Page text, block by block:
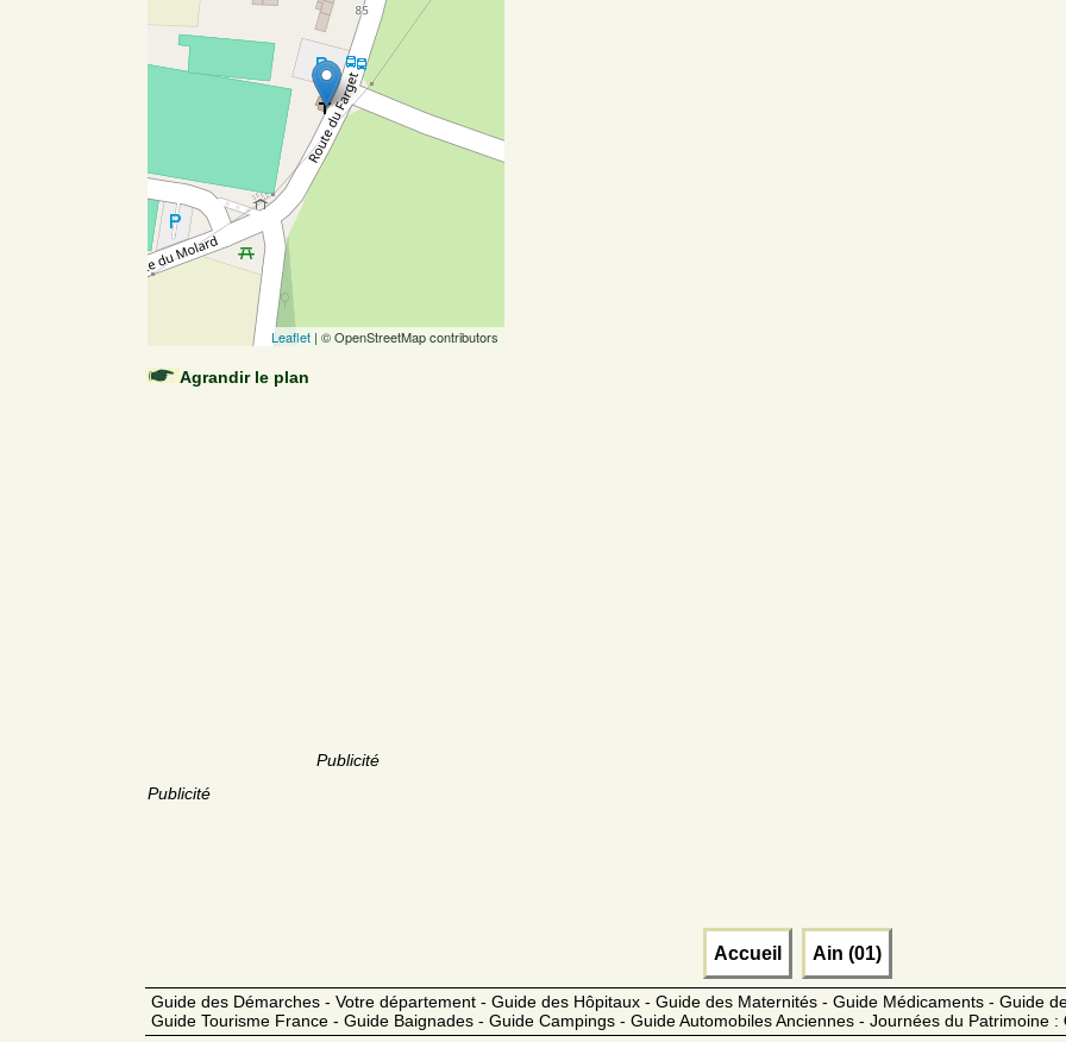
Leaflet | © OpenStreetMap contributors
Agrandir le plan
Publicité
Publicité
Accueil Ain (01)
Guide des Démarches - Votre département - Guide des Hôpitaux - Guide des Maternités - Guide Médicaments - Guide
Guide Tourisme France - Guide Baignades - Guide Campings - Guide Automobiles Anciennes - Journées du Patrimoine :